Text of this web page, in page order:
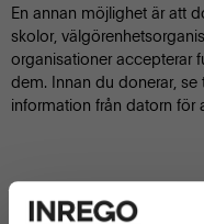
En annan möjlighet är att
skolor,
organisationer accepterar
dem. Innan du donerar,
information från datorn för
Försäljning